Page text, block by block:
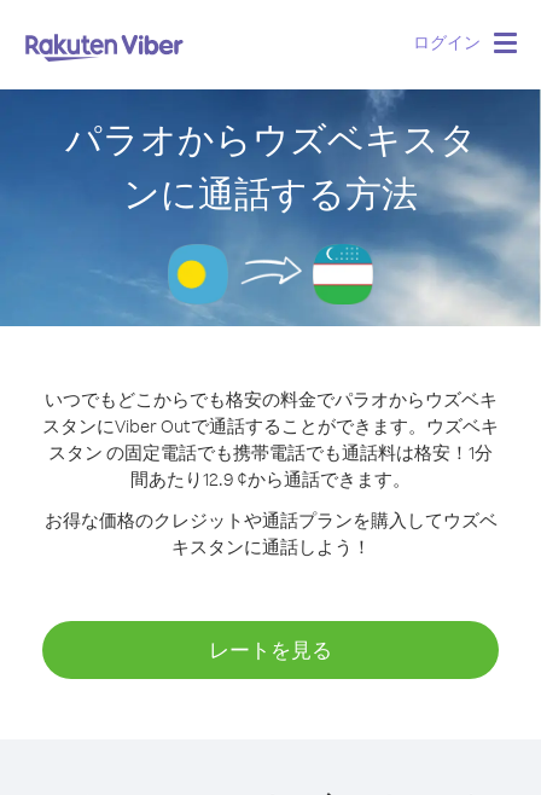
ログイン
パラオからウズベキスタ
ンに通話する方法
いつでもどこからでも格安の料金でパラオからウズベキ
スタンにViber Outで通話することができます。 ウズベキ
スタン の固定電話でも携帯電話でも通話料は格安！1分
間あたり12.9 ¢から通話できます。
お得な価格のクレジットや通話プランを購入してウズベ
キスタンに通話しよう！
レートを見る